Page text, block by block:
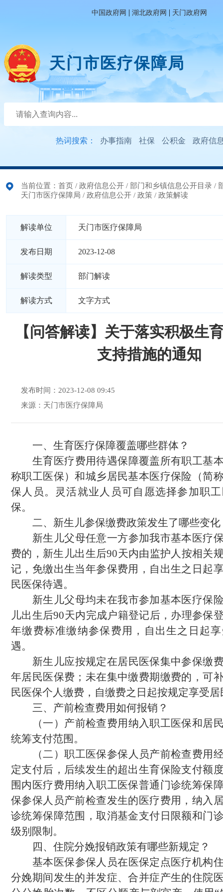
中国政府网 | 湖北政府网 | 天门政府网
天门市医疗保障局
热词搜索： 办事指南 社保 公积金 政府信
当前位置： 首页 / 政府信息公开 / 部门和乡镇信息公开目录 /
天门市医疗保障局 / 政府信息公开 / 政策 / 政策解读
解读单位 天门市医疗保障局
发布日期 2023-12-08
解读类型 部门解读
解读方式 文字方式
【问答解读】关于落实积极生
支持措施的通知
发布时间：2023-12-08 09:45
来源：天门市医疗保障局
一、 生育医疗保障覆盖哪些群体？
生育医疗费用待遇保障覆盖所有职工基
称职工医保）和城乡居民基本医疗保险 （简
保人员。灵活就业人员可自愿选择参加职
保。
二、 新生儿参保缴费政策发生了哪些变化
新生儿父母任意一方参加我市基本 医疗
费的，新生儿出生后90天内由监护人按相关
记， 免缴出生当年参保费用，自出生之日起
民医保待遇。
新生儿父母均未在我市参加基本医疗保
儿出生后90天内完成户籍登记后，办理参保
年缴费标准缴纳参保费用，自出生之日起
遇。
新生儿应按规定在居民医保集中参保缴
年居民医保费；未在集中缴费期缴费的，可
民医保个人缴费，自缴费之日起按规定享受
三、 产前检查费用如何报销？
（一） 产前检查费用纳入职工医保和居
统筹支付范围。
（二）职工医保参保人员产前检查费用
定支付后，后续发生的超出生育保险支付额
围内医疗费用纳入职工医保普通门诊统筹保
保参保人员产前检查发生的医疗费用，纳入
诊统筹保障范围 ，取消基金支付日限额和门
级别限制。
四、 住院分娩报销政策有哪些新规定？
基本医保参保人员在医保定点医疗机构
分娩期间发生的并发症、合并症产生的住院